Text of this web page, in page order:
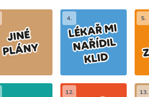
4. 5.
12. 13.